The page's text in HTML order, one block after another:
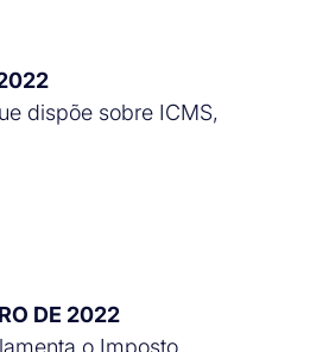
dispõe sobre ICMS,
DE 2022
o Imposto